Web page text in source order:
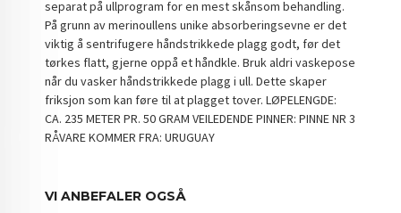
separat på ullprogram for en mest skånsom behandling.
På grunn av merinoullens unike absorberingsevne er det
viktig å sentrifugere håndstrikkede plagg godt, før det
tørkes flatt, gjerne oppå et håndkle. Bruk aldri vaskepose
når du vasker håndstrikkede plagg i ull. Dette skaper
friksjon som kan føre til at plagget tover. LØPELENGDE:
CA. 235 METER PR. 50 GRAM VEILEDENDE PINNER: PINNE NR 3
RÅVARE KOMMER FRA: URUGUAY
VI ANBEFALER OGSÅ